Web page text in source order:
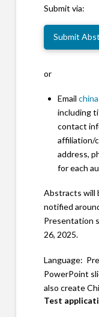
Submit via:
Submit
or
Email
including
contact
affiliation/
address,
for each
Abstracts will
notified
Presentation
26, 2025.
Language:
PowerPoint
also create
Test